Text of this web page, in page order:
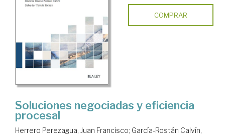
COMPRAR
Soluciones negociadas y eficiencia
procesal
Herrero Perezagua, Juan Francisco; García-Rostán Calvín,